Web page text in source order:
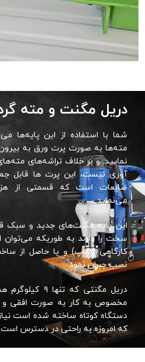
دریل مگنت و مته
شما با استفاده از این پایه‌ها
مته‌ها به صورت پرت ورق به بیرون
نمایید. و بر خلاف تراشه‌های
آوری نیست، این پرت ها قابل
ضایعات است که قسمتی از
می‌نماید.
این پایه مگنت‌های جدید و سبک
سخت را دارند به طوریکه
کارگاهی (شاپ) و یا حاصل از
نصب جبران نمود.
دریل مگنتی که
مخصوص به کار به صورت افقی و
دستگاه کوتاه ساخته شده است
که امروزه به راحتی در دسترس